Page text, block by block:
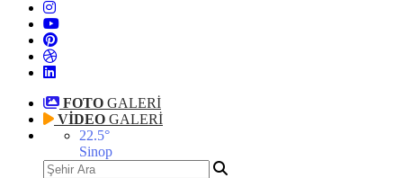
FOTO GALERİ
VİDEO GALERİ
22.5°
Sinop